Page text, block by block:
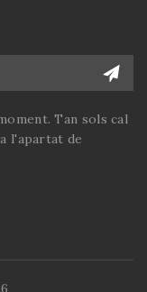
Tan sols cal
l'apartat de